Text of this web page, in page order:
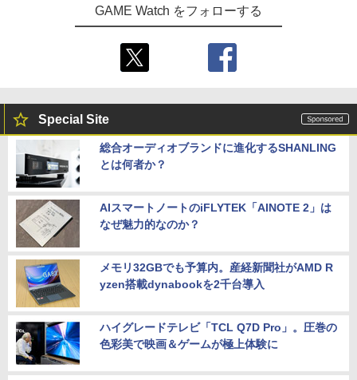
￥660
GAME Watch をフォローする
Special Site
総合オーディオブランドに進化するSHANLING
とは何者か？
AIスマートノートのiFLYTEK「AINOTE 2」は
なぜ魅力的なのか？
メモリ32GBでも予算内。産経新聞社がAMD R
yzen搭載dynabookを2千台導入
ハイグレードテレビ「TCL Q7D Pro」。圧巻の
色彩美で映画＆ゲームが極上体験に